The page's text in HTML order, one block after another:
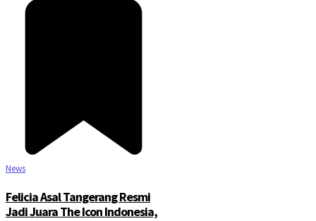
News
Felicia Asal Tangerang Resmi
Jadi Juara The Icon Indonesia,